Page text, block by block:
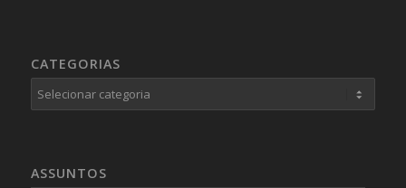
CATEGORIAS
Categorias
ASSUNTOS